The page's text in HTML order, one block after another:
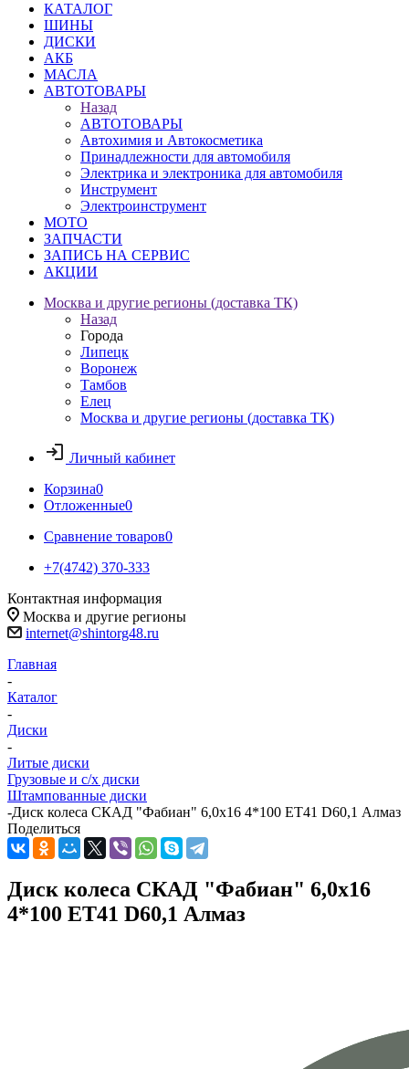
КАТАЛОГ
ШИНЫ
ДИСКИ
АКБ
МАСЛА
АВТОТОВАРЫ
Назад
АВТОТОВАРЫ
Автохимия и Автокосметика
Принадлежности для автомобиля
Электрика и электроника для автомобиля
Инструмент
Электроинструмент
МОТО
ЗАПЧАСТИ
ЗАПИСЬ НА СЕРВИС
АКЦИИ
Москва и другие регионы (доставка ТК)
Назад
Города
Липецк
Воронеж
Тамбов
Елец
Москва и другие регионы (доставка ТК)
Личный кабинет
Корзина0
Отложенные0
Сравнение товаров0
+7(4742) 370-333
Контактная информация
Москва и другие регионы
internet@shintorg48.ru
Главная
-
Каталог
-
Диски
-
Литые диски
Грузовые и с/х диски
Штампованные диски
-Диск колеса СКАД "Фабиан" 6,0x16 4*100 ET41 D60,1 Алмаз
Поделиться
Диск колеса СКАД "Фабиан" 6,0x16
4*100 ET41 D60,1 Алмаз